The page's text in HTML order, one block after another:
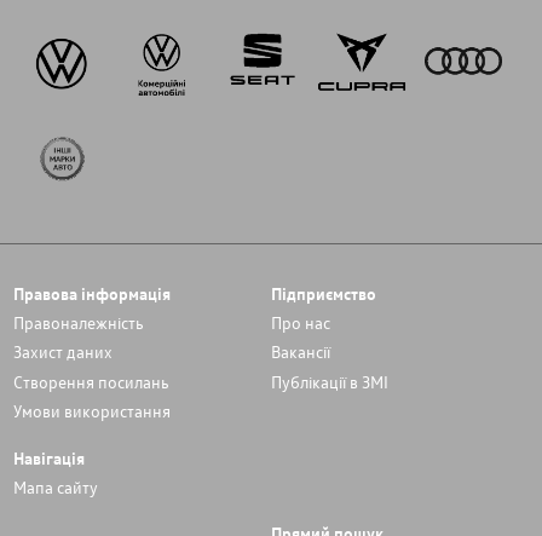
Правова інформація
Правоналежність
Захист даних
Cтворення посилань
Умови використання
Підприємство
Про нас
Вакансії
Публікації в ЗМІ
Навігація
Мапа сайту